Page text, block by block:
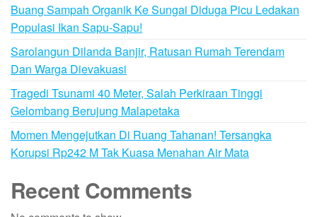
Buang Sampah Organik Ke Sungai Diduga Picu Ledakan
Populasi Ikan Sapu-Sapu!
Sarolangun Dilanda Banjir, Ratusan Rumah Terendam
Dan Warga Dievakuasi
Tragedi Tsunami 40 Meter, Salah Perkiraan Tinggi
Gelombang Berujung Malapetaka
Momen Mengejutkan Di Ruang Tahanan! Tersangka
Korupsi Rp242 M Tak Kuasa Menahan Air Mata
Recent Comments